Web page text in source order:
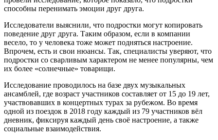
способны перенимать эмоции друг друга.
Исследователи выяснили, что подростки могут копировать
поведение друг друга. Таким образом, если в компании
весело, то у человека тоже может подняться настроение.
Впрочем, есть и свои нюансы. Так, специалисты уверяют, что
подростки со сварливым характером не менее популярны, чем
их более «солнечные» товарищи.
Исследование проводилось на базе двух музыкальных
ансамблей, где возраст участников составляет от 15 до 19 лет,
участвовавших в концертных турах за рубежом. Во время
одной из поездок в 2018 году каждый из 79 участников вёл
дневник, фиксируя каждый день своё настроение, а также
социальные взаимодействия.